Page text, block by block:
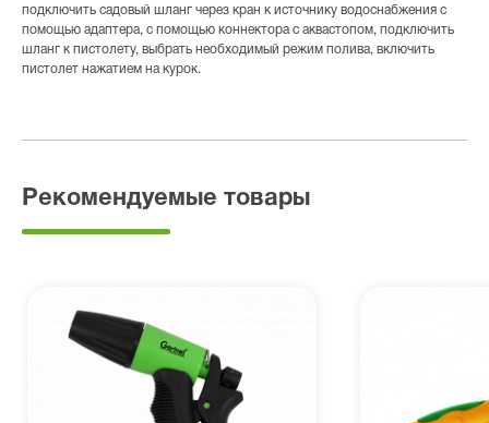
подключить садовый шланг через кран к источнику водоснабжения с
помощью адаптера, с помощью коннектора с аквастопом, подключить
шланг к пистолету, выбрать необходимый режим полива, включить
пистолет нажатием на курок.
Рекомендуемые товары